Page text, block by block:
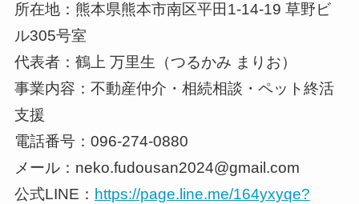
所在地：熊本県熊本市南区平田1-14-19 草野ビ
ル305号室
代表者：鶴上 万里生（つるかみ まりお）
事業内容：不動産仲介・相続相談・ペット終活
支援
電話番号：096-274-0880
メール：neko.fudousan2024@gmail.com
公式LINE： https://page.line.me/164yxyqe?